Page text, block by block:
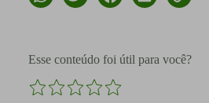
Esse conteúdo foi útil para você?